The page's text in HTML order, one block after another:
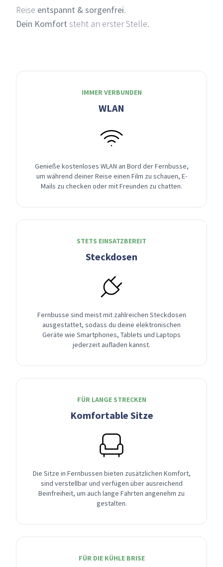
Reise entspannt & sorgenfrei.
Dein Komfort steht an erster Stelle.
IMMER VERBUNDEN
WLAN
Genieße kostenloses WLAN an Bord der Fernbusse,
um während deiner Reise einen Film zu schauen, E-
Mails zu checken oder mit Freunden zu chatten.
STETS EINSATZBEREIT
Steckdosen
Fernbusse sind meist mit zahlreichen Steckdosen
ausgestattet, sodass du deine elektronischen
Geräte wie Smartphones, Tablets und Laptops
jederzeit aufladen kannst.
FÜR LANGE STRECKEN
Komfortable Sitze
Die Sitze in Fernbussen bieten zusätzlichen Komfort,
sind verstellbar und verfügen über ausreichend
Beinfreiheit, um auch lange Fahrten angenehm zu
gestalten.
FÜR DIE KÜHLE BRISE